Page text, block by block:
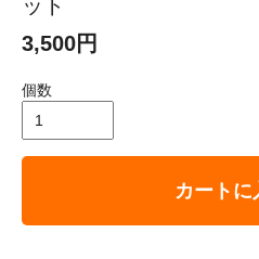
ット
3,500円
個数
カートに